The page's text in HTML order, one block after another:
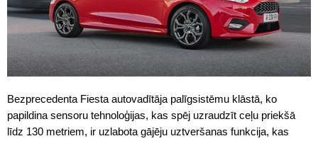
Bezprecedenta Fiesta autovadītāja palīgsistēmu klāstā, ko
papildina sensoru tehnoloģijas, kas spēj uzraudzīt ceļu priekšā
līdz 130 metriem, ir uzlabota gājēju uztveršanas funkcija, kas